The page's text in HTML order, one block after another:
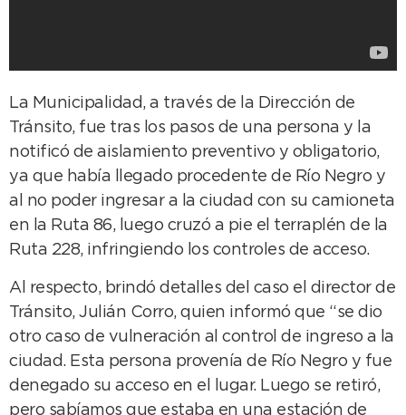
La Municipalidad, a través de la Dirección de
Tránsito, fue tras los pasos de una persona y la
notificó de aislamiento preventivo y obligatorio,
ya que había llegado procedente de Río Negro y
al no poder ingresar a la ciudad con su camioneta
en la Ruta 86, luego cruzó a pie el terraplén de la
Ruta 228, infringiendo los controles de acceso.
Al respecto, brindó detalles del caso el director de
Tránsito, Julián Corro, quien informó que “se dio
otro caso de vulneración al control de ingreso a la
ciudad. Esta persona provenía de Río Negro y fue
denegado su acceso en el lugar. Luego se retiró,
pero sabíamos que estaba en una estación de